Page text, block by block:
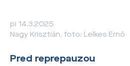
pi 14.3.2025
Nagy Krisztián, foto: Lelkes Ernő
Pred reprepauzou